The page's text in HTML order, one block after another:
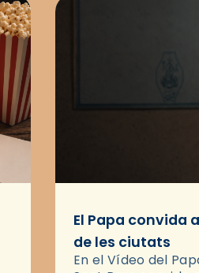
El Papa convida
de les ciutats
En el Vídeo del